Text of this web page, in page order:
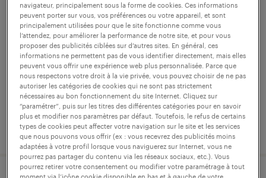
conducteur de machine (f/h)
bondues, nord
intérim
12,52 € par heure
publié le 3 août 2026
navigateur, principalement sous la forme de cookies. Ces informations
peuvent porter sur vous, vos préférences ou votre appareil, et sont
principalement utilisées pour que le site fonctionne comme vous
l’attendez, pour améliorer la performance de notre site, et pour vous
proposer des publicités ciblées sur d’autres sites. En général, ces
informations ne permettent pas de vous identifier directement, mais elles
peuvent vous offrir une expérience web plus personnalisée. Parce que
nous respectons votre droit à la vie privée, vous pouvez choisir de ne pas
autoriser les catégories de cookies qui ne sont pas strictement
nécessaires au bon fonctionnement du site Internet. Cliquez sur
“paramétrer”, puis sur les titres des différentes catégories pour en savoir
plus et modifier nos paramètres par défaut. Toutefois, le refus de certains
types de cookies peut affecter votre navigation sur le site et les services
que nous pouvons vous offrir (ex : vous recevrez des publicités moins
adaptées à votre profil lorsque vous naviguerez sur Internet, vous ne
pourrez pas partager du contenu via les réseaux sociaux, etc.). Vous
pourrez retirer votre consentement ou modifier votre paramétrage à tout
moment via l’icône cookie disponible en bas et à gauche de votre